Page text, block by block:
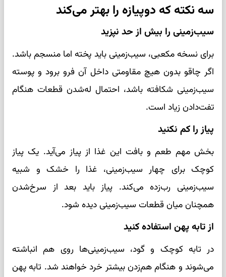
سه نکته که دوپیازه را بهتر می‌کند
سیب‌زمینی را بیش از حد نپزید
برای نسخه مکعبی، سیب‌زمینی باید پخته اما منسجم باشد.
اگر چاقو بدون هیچ مقاومتی داخل آن فرو برود و پوسته
سیب‌زمینی شکافته باشد، احتمال له‌شدن قطعات هنگام
تفت‌دادن زیاد است.
پیاز را کم نکنید
بخش مهم طعم و بافت این غذا از پیاز می‌آید. یک پیاز
کوچک برای چهار سیب‌زمینی، غذا را خشک و شبیه
سیب‌زمینی رب‌زده می‌کند. پیاز باید بعد از سرخ‌شدن
همچنان میان قطعات سیب‌زمینی دیده شود.
از تابه پهن استفاده کنید
در تابه کوچک و گود، سیب‌زمینی‌ها روی هم انباشته
می‌شوند و هنگام هم‌زدن بیشتر خرد خواهند شد. تابه پهن